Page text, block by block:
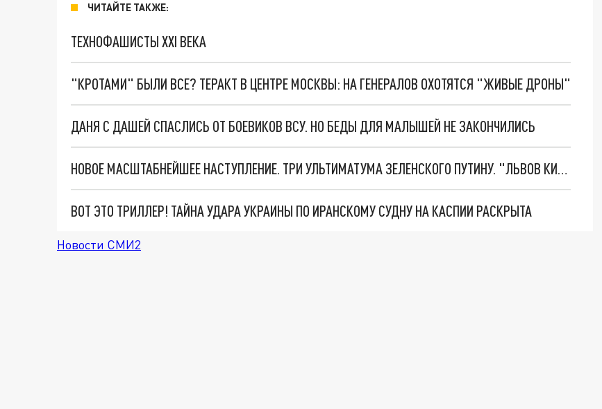
ЧИТАЙТЕ ТАКЖЕ:
ТЕХНОФАШИСТЫ XXI ВЕКА
"КРОТАМИ" БЫЛИ ВСЕ? ТЕРАКТ В ЦЕНТРЕ МОСКВЫ: НА ГЕНЕРАЛОВ ОХОТЯТСЯ "ЖИВЫЕ ДРОНЫ"
ДАНЯ С ДАШЕЙ СПАСЛИСЬ ОТ БОЕВИКОВ ВСУ. НО БЕДЫ ДЛЯ МАЛЫШЕЙ НЕ ЗАКОНЧИЛИСЬ
НОВОЕ МАСШТАБНЕЙШЕЕ НАСТУПЛЕНИЕ. ТРИ УЛЬТИМАТУМА ЗЕЛЕНСКОГО ПУТИНУ. "ЛЬВОВ КИМА" ПОСТАВЯТ НА ПВО? ГЛОБАЛЬНЫЙ ПРОРЫВ ПОД ЗАПОРОЖЬЕМ
ВОТ ЭТО ТРИЛЛЕР! ТАЙНА УДАРА УКРАИНЫ ПО ИРАНСКОМУ СУДНУ НА КАСПИИ РАСКРЫТА
Новости СМИ2